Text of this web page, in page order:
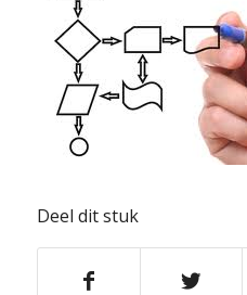
Deel dit stuk